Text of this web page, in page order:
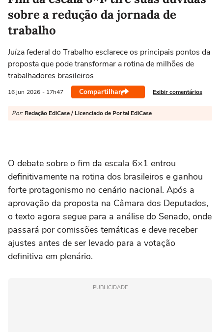
sobre a redução da jornada de
trabalho
Juíza federal do Trabalho esclarece os principais pontos da
proposta que pode transformar a rotina de milhões de
trabalhadores brasileiros
16 jun 2026 - 17h47 Compartilhar Exibir comentários
Por: Redação EdiCase / Licenciado de Portal EdiCase
O debate sobre o fim da escala 6×1 entrou
definitivamente na rotina dos brasileiros e ganhou
forte protagonismo no cenário nacional. Após a
aprovação da proposta na Câmara dos Deputados,
o texto agora segue para a análise do Senado, onde
passará por comissões temáticas e deve receber
ajustes antes de ser levado para a votação
definitiva em plenário.
PUBLICIDADE